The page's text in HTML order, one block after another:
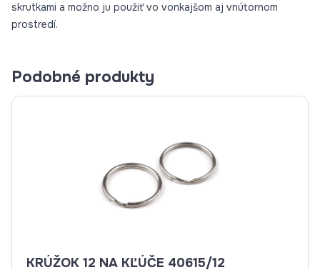
skrutkami a možno ju použiť vo vonkajšom aj vnútornom
prostredí.
Podobné produkty
KRÚŽOK 12 NA KĽÚČE 40615/12